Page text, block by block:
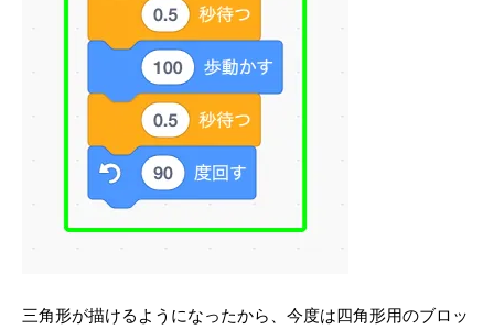
三角形が描けるようになったから、今度は四角形用のブロッ